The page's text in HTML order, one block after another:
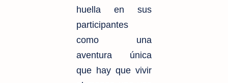
huella en sus
participantes
como una
aventura única
que hay que vivir